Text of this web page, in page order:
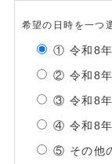
希望の日時を一つ
① 令和8
② 令和8
③ 令和8
④ 令和8
⑤ その他